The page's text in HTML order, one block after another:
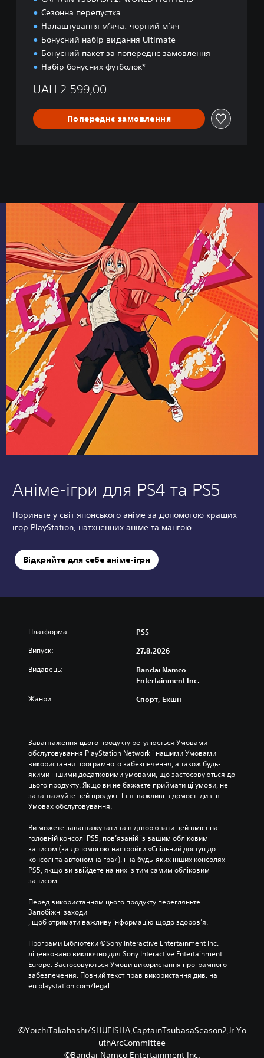
Сезонна перепустка
Налаштування м’яча: чорний м’яч
Бонусний набір видання Ultimate
Бонусний пакет за попереднє замовлення
Набір бонусних футболок*
UAH 2 599,00
Попереднє замовлення
Аніме-ігри для PS4 та PS5
Пориньте у світ японського аніме за допомогою кращих
ігор PlayStation, натхненних аніме та мангою.
Відкрийте для себе аніме-ігри
Платформа: PS5
Випуск: 27.8.2026
Видавець:
Bandai Namco
Entertainment Inc.
Жанри: Спорт, Екшн
Завантаження цього продукту регулюється Умовами
обслуговування PlayStation Network і нашими Умовами
використання програмного забезпечення, а також будь-
якими іншими додатковими умовами, що застосовуються до
цього продукту. Якщо ви не бажаєте приймати ці умови, не
завантажуйте цей продукт. Інші важливі відомості див. в
Умовах обслуговування.
Ви можете завантажувати та відтворювати цей вміст на
головній консолі PS5, пов’язаній із вашим обліковим
записом (за допомогою настройки «Спільний доступ до
консолі та автономна гра»), і на будь-яких інших консолях
PS5, якщо ви ввійдете на них із тим самим обліковим
записом.
Перед використанням цього продукту перегляньте
Запобіжні заходи
, щоб отримати важливу інформацію щодо здоров’я.
Програми Бібліотеки ©Sony Interactive Entertainment Inc.
ліцензовано виключно для Sony Interactive Entertainment
Europe. Застосовуються Умови використання програмного
забезпечення. Повний текст прав використання див. на
eu.playstation.com/legal.
©YoichiTakahashi/SHUEISHA,CaptainTsubasaSeason2,Jr.Yo
uthArcCommittee
©Bandai Namco Entertainment Inc.